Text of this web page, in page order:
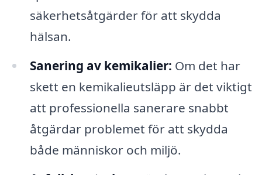
säkerhetsåtgärder för att skydda
hälsan.
Sanering av kemikalier: Om det har
skett en kemikalieutsläpp är det viktigt
att professionella sanerare snabbt
åtgärdar problemet för att skydda
både människor och miljö.